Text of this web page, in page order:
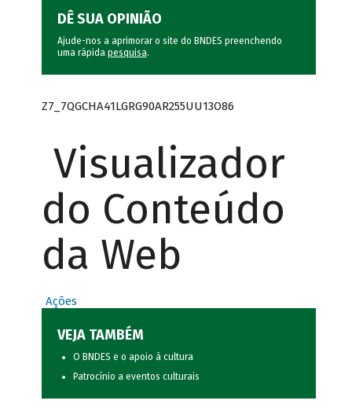
DÊ SUA OPINIÃO
Ajude-nos a aprimorar o site do BNDES preenchendo
uma rápida pesquisa.
Z7_7QGCHA41LGRG90AR255UU13O86
Visualizador
do Conteúdo
da Web
Ações
VEJA TAMBÉM
O BNDES e o apoio à cultura
Patrocínio a eventos culturais